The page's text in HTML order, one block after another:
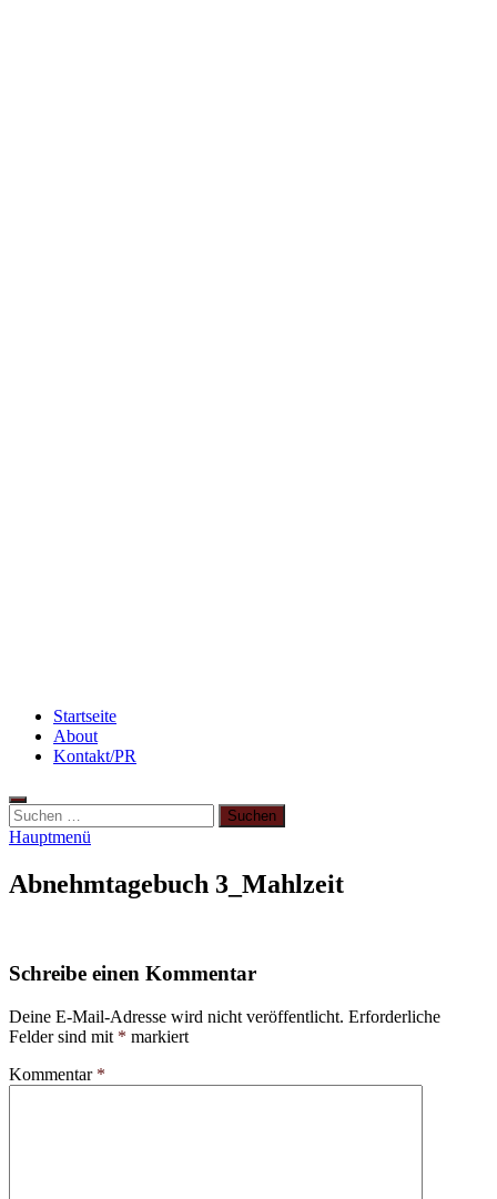
Startseite
About
Kontakt/PR
Suchen
nach:
Hauptmenü
Abnehmtagebuch 3_Mahlzeit
Schreibe einen Kommentar
Deine E-Mail-Adresse wird nicht veröffentlicht. Erforderliche
Felder sind mit * markiert
Kommentar *